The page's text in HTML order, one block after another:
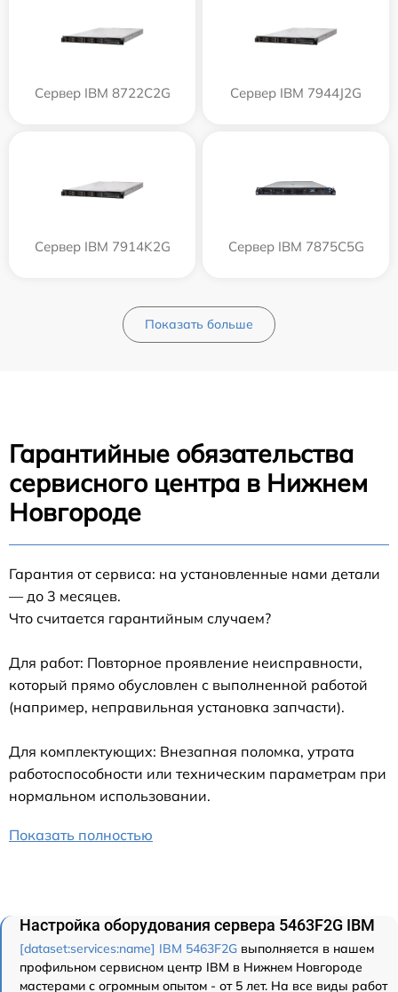
Сервер IBM 8722C2G Сервер IBM 7944J2G
Сервер IBM 7914K2G Сервер IBM 7875C5G
Показать больше
Гарантийные обязательства
сервисного центра в Нижнем
Новгороде
Гарантия от сервиса: на установленные нами детали
— до 3 месяцев.
Что считается гарантийным случаем?
Для работ: Повторное проявление неисправности,
который прямо обусловлен с выполненной работой
(например, неправильная установка запчасти).
Для комплектующих: Внезапная поломка, утрата
работоспособности или техническим параметрам при
нормальном использовании.
Показать полностью
Настройка оборудования сервера 5463F2G IBM
[dataset:services:name] IBM 5463F2G выполняется в нашем
профильном сервисном центр IBM в Нижнем Новгороде
мастерами с огромным опытом - от 5 лет. На все виды работ